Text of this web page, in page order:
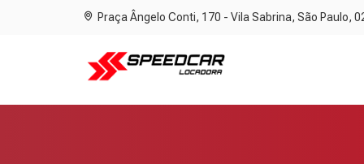
Praça Ângelo Conti, 170 - Vila Sabrina, São Paulo,